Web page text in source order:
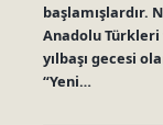
başlamışlardır.
Anadolu Türkleri
yılbaşı gecesi
“Yeni…